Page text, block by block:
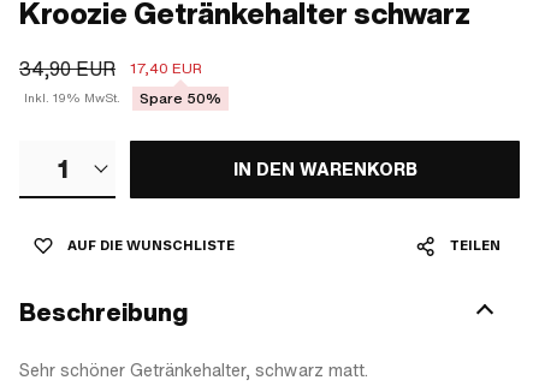
Kroozie Getränkehalter schwarz
34,90 EUR 17,40 EUR
Inkl. 19% MwSt. Spare 50%
1 IN DEN WARENKORB
AUF DIE WUNSCHLISTE TEILEN
Beschreibung
Sehr schöner Getränkehalter, schwarz matt.